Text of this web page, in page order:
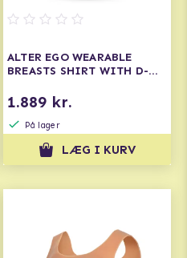
ALTER EGO WEARABLE
BREASTS SHIRT WITH D-
1.889 kr.
På lager
LÆG I KURV